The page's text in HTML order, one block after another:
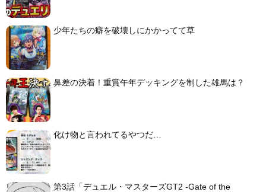
少年たちの癖を破壊しにかかってて草
鼻差の決着！重賞午年デッキングを制した雄馬は？
化け物と言われてるやつだ…
第3話「デュエル・マスターズGT2 -Gate of the